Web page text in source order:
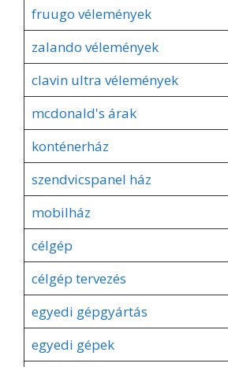
fruugo vélemények
zalando vélemények
clavin ultra vélemények
mcdonald's árak
konténerház
szendvicspanel ház
mobilház
célgép
célgép tervezés
egyedi gépgyártás
egyedi gépek